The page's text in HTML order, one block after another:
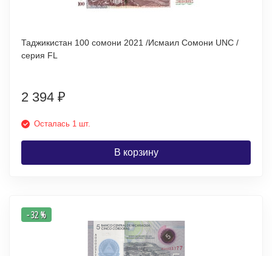
Таджикистан 100 сомони 2021 /Исмаил Сомони UNC /
серия FL
2 394 ₽
Осталась 1 шт.
В корзину
- 32 %